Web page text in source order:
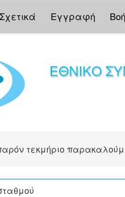
Σχετικά Εγγραφή
ΕΘΝΙΚΟ
τεκμήριο